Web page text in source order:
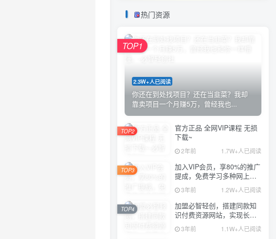
热门资源
2.3W+人已阅读
你还在到处找项目？还在当韭菜？我却
靠卖项目一个月赚5万，曾经我也...
TOP1
官方正品 全网VIP课程 无损
下载~
2年前 1.7W+人已阅读
TOP2
加入VIP会员，享80%的推广
提成，免费学习多种网上创
业课程，菜鸟秒变大神！
3年前 1.2W+人已阅读
TOP3
加盟必智轻创，搭建同款知
识付费资源网站，实现长期
稳定被动收入~
3年前 1.1W+人已阅读
TOP4